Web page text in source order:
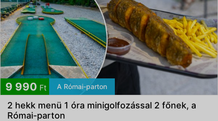
9 990 Ft A Római-parton
2 hekk menü 1 óra minigolfozással 2 főnek, a
Római-parton